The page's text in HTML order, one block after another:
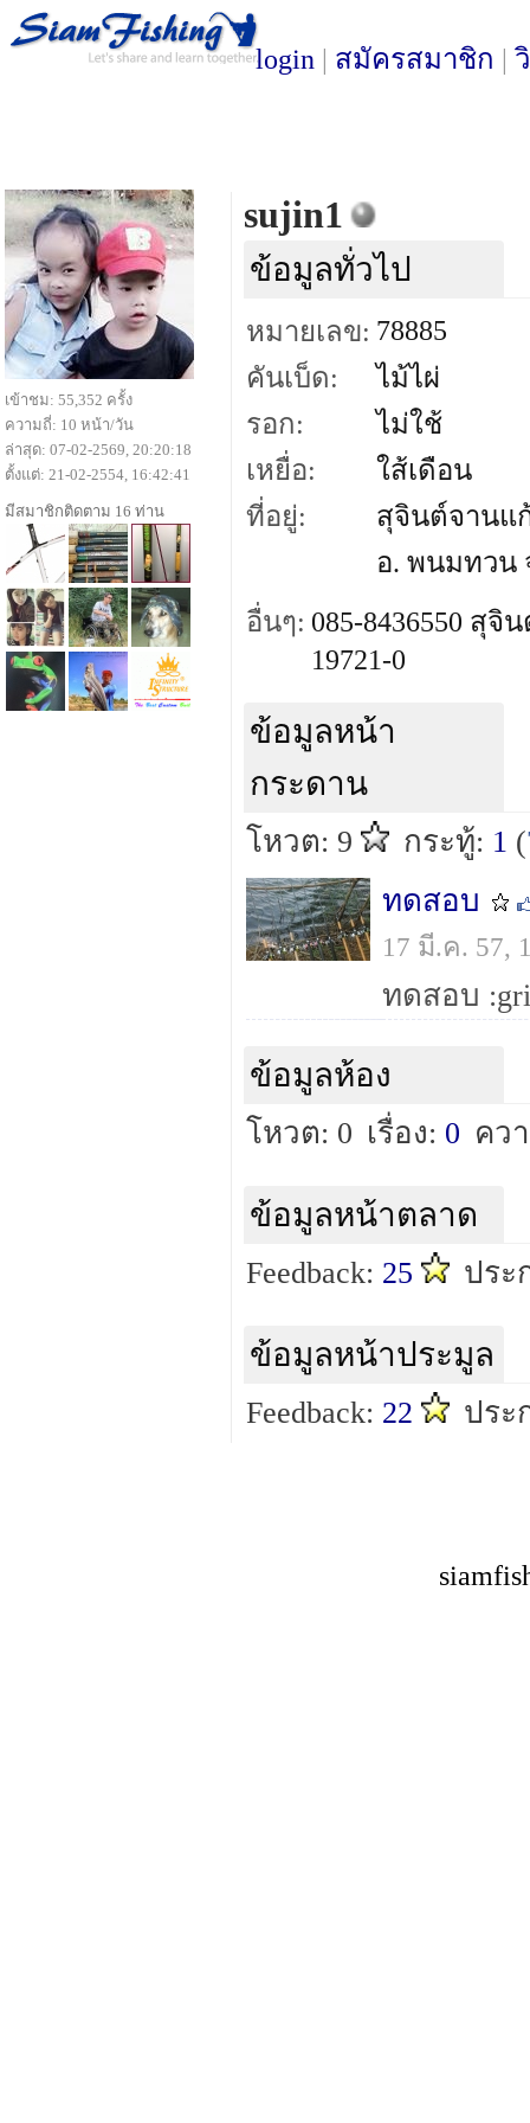
login | สมัครสมาชิก |
sujin1
ข้อมูลทั่วไป
หมายเลข: 78885
คันเบ็ด:
ไม้ไผ่
รอก:
ไม่ใช้
เหยื่อ:
ใส้เดือน
ที่อยู่:
สุจินต์จานแ
อ. พนมทวน
อื่นๆ: 085-8436550 สุ
19721-0
ข้อมูลหน้า
กระดาน
โหวต: 9 กระทู้: 1 (
ทดสอบ
17 มี.ค. 57,
ทดสอบ
ข้อมูลห้อง
โหวต: 0 เรื่อง: 0 คว
ข้อมูลหน้าตลาด
Feedback: 25 ประ
ข้อมูลหน้าประมูล
Feedback: 22 ประ
เข้าชม: 55,352 ครั้ง
ความถี่: 10 หน้า/วัน
ล่าสุด: 07-02-2569, 20:20:18
ตั้งแต่: 21-02-2554, 16:42:41
มีสมาชิกติดตาม 16 ท่าน